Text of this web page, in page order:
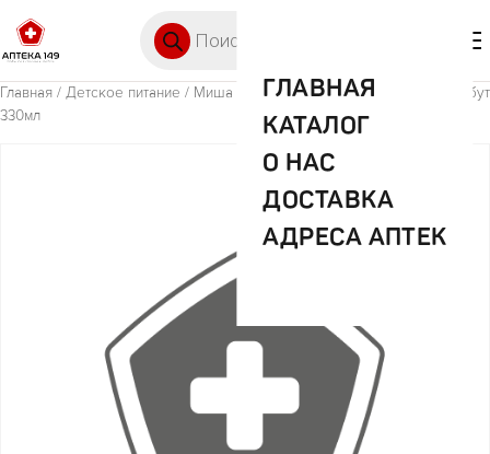
ГЛАВНАЯ
КАТАЛОГ
О НАС
ДОСТАВКА
АДРЕСА АПТЕК
Главная / Детское питание / Миша нектар Морковь-яблоко-банан ст/бут
330мл